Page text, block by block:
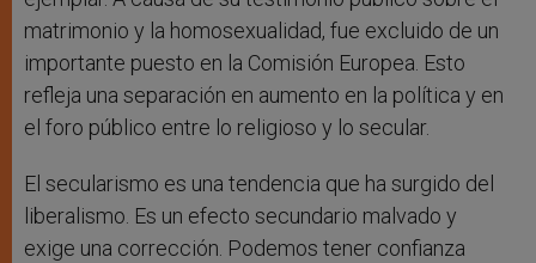
matrimonio y la homosexualidad, fue excluido de un
importante puesto en la Comisión Europea. Esto
refleja una separación en aumento en la política y en
el foro público entre lo religioso y lo secular.
El secularismo es una tendencia que ha surgido del
liberalismo. Es un efecto secundario malvado y
exige una corrección. Podemos tener confianza